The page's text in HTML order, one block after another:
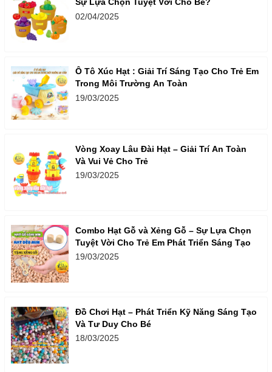
Sự Lựa Chọn Tuyệt Vời Cho Bé?
02/04/2025
Ô Tô Xúc Hạt : Giải Trí Sáng Tạo Cho Trẻ Em
Trong Môi Trường An Toàn
19/03/2025
Vòng Xoay Lâu Đài Hạt – Giải Trí An Toàn
Và Vui Vẻ Cho Trẻ
19/03/2025
Combo Hạt Gỗ và Xẻng Gỗ – Sự Lựa Chọn
Tuyệt Vời Cho Trẻ Em Phát Triển Sáng Tạo
19/03/2025
Đồ Chơi Hạt – Phát Triển Kỹ Năng Sáng Tạo
Và Tư Duy Cho Bé
18/03/2025